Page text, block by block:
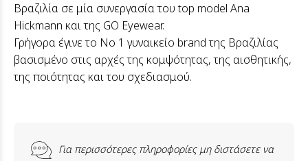
Βραζιλία σε μία συνεργασία του top model Ana
Hickmann και της GO Eyewear.
Γρήγορα έγινε το Νο 1 γυναικείο brand της Βραζιλίας
βασισμένο στις αρχές της κομψότητας, της αισθητικής,
της ποιότητας και του σχεδιασμού.
Για περισσότερες πληροφορίες μη διστάσετε να